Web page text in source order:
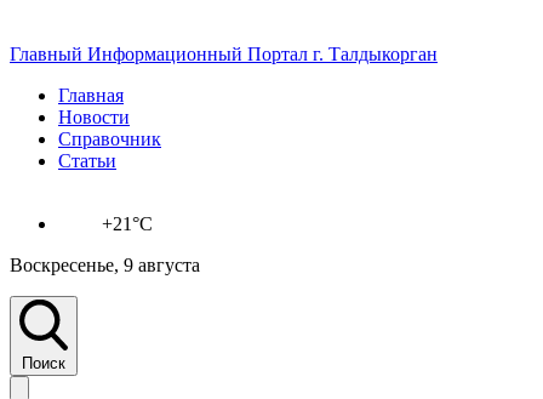
Главный Информационный Портал г. Талдыкорган
Главная
Новости
Справочник
Статьи
+21°C
Воскресенье, 9 августа
Поиск